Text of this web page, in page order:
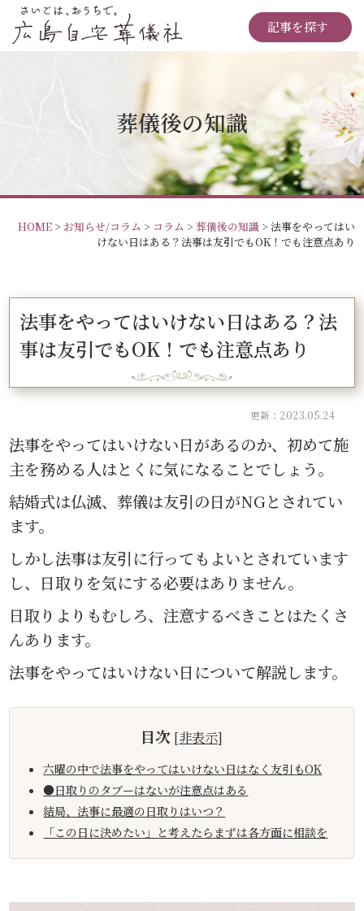
記事を探す
葬儀後の知識
HOME> お知らせ/コラム > コラム > 葬儀後の知識> 法事をやってはい
けない日はある？法事は友引でもOK！でも注意点あり
法事をやってはいけない日はある？法
事は友引でもOK！でも注意点あり
更新：2023.05.24
法事をやってはいけない日があるのか、初めて施
主を務める人はとくに気になることでしょう。
結婚式は仏滅、葬儀は友引の日がNGとされてい
ます。
しかし法事は友引に行ってもよいとされています
し、日取りを気にする必要はありません。
日取りよりもむしろ、注意するべきことはたくさ
んあります。
法事をやってはいけない日について解説します。
目次 [非表示]
六曜の中で法事をやってはいけない日はなく友引もOK
●日取りのタブーはないが注意点はある
結局、法事に最適の日取りはいつ？
「この日に決めたい」と考えたらまずは各方面に相談を